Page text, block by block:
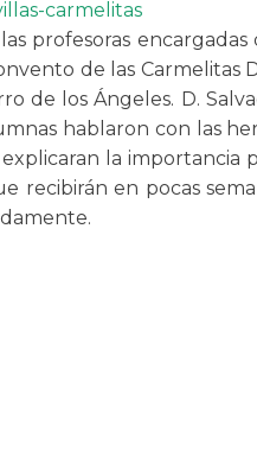
profesoras encargadas
de las Carmelitas
de los Ángeles. D.
hablaron con las
la importancia
recibirán en pocas